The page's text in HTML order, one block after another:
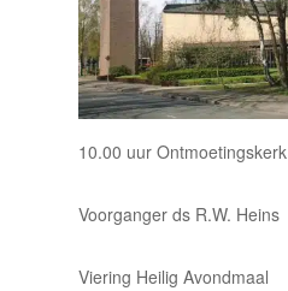
10.00 uur Ontmoetingskerk
Voorganger ds R.W. Heins
Viering Heilig Avondmaal